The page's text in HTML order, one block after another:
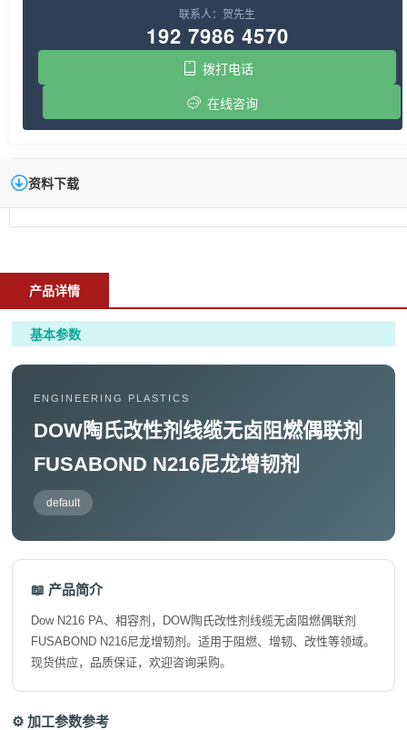
联系人：贺先生
192 7986 4570
拨打电话
在线咨询
资料下载
产品详情
基本参数
ENGINEERING PLASTICS
DOW陶氏改性剂线缆无卤阻燃偶联剂
FUSABOND N216尼龙增韧剂
default
📖 产品简介
Dow N216 PA、相容剂，DOW陶氏改性剂线缆无卤阻燃偶联剂
FUSABOND N216尼龙增韧剂。适用于阻燃、增韧、改性等领域。
现货供应，品质保证，欢迎咨询采购。
⚙️ 加工参数参考